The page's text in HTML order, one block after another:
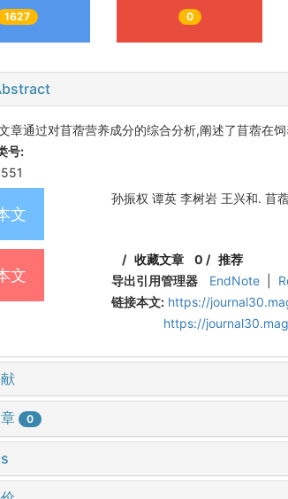
1627 0
章通过对苜蓿营养成分的综合分析,阐述了苜蓿在
号:
文
孙振权 谭英 李树岩 王兴和. 苜
文
/收藏文章 0 / 推荐
导出引用管理器
EndNote
链接本文: https://
https://
0